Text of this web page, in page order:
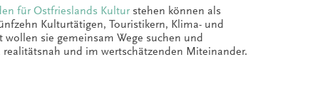
für Ostfrieslands Kulturstehen können als
Kulturtätigen, Touristikern, Klima- und
sie gemeinsam Wege suchen und
und im wertschätzenden Miteinander.